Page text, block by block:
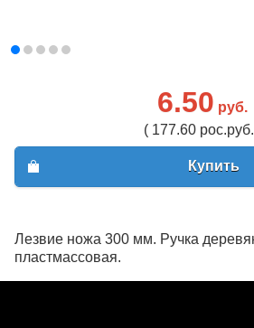
6.50 руб.
( 177.60
Купить
Лезвие ножа 300 мм. Ручка
пластмассовая.